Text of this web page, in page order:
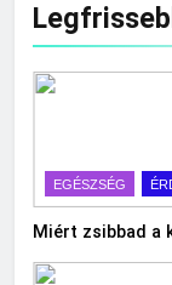
EGÉSZSÉG
Miért zsibbad a